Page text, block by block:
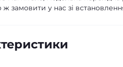
ж замовити у нас зі